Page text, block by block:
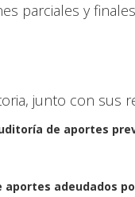
parciales y
junto con sus
de aportes
adeudados